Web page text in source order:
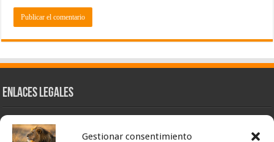
Gestionar consentimiento
Enlaces Legales
Nuestra Esencia
Pulso Global